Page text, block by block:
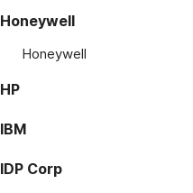
Honeywell
Honeywell
HP
IBM
IDP Corp